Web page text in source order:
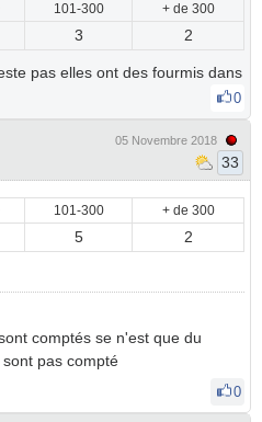
101-300 + de 300
3 2
pas elles ont des fourmis dans
0
05 Novembre 2018
33
101-300 + de 300
5 2
comptés se n'est que du
pas compté
0